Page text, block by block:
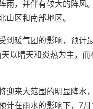
雨，并伴有较大的阵风
山区和南部地区。
到暖气团的影响，预
天以晴天和炎热为主，
迎来大范围的明显降水
计在雨水的影响下，7